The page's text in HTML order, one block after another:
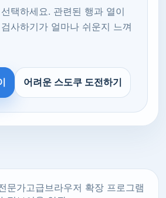
택하세요. 관련된 행과 열이
사하기가 얼마나 쉬운지 느껴
어려운 스도쿠 도전하기
문가고급브라우저 확장 프로그램